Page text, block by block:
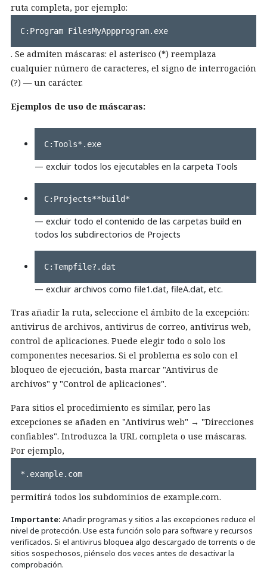
ruta completa, por ejemplo:
C:Program FilesMyAppprogram.exe
. Se admiten máscaras: el asterisco (*) reemplaza
cualquier número de caracteres, el signo de interrogación
(?) — un carácter.
Ejemplos de uso de máscaras:
C:Tools*.exe
— excluir todos los ejecutables en la carpeta Tools
C:Projects**build*
— excluir todo el contenido de las carpetas build en
todos los subdirectorios de Projects
C:Tempfile?.dat
— excluir archivos como file1.dat, fileA.dat, etc.
Tras añadir la ruta, seleccione el ámbito de la excepción:
antivirus de archivos, antivirus de correo, antivirus web,
control de aplicaciones. Puede elegir todo o solo los
componentes necesarios. Si el problema es solo con el
bloqueo de ejecución, basta marcar "Antivirus de
archivos" y "Control de aplicaciones".
Para sitios el procedimiento es similar, pero las
excepciones se añaden en "Antivirus web" → "Direcciones
confiables". Introduzca la URL completa o use máscaras.
Por ejemplo,
*.example.com
permitirá todos los subdominios de example.com.
Importante: Añadir programas y sitios a las excepciones reduce el
nivel de protección. Use esta función solo para software y recursos
verificados. Si el antivirus bloquea algo descargado de torrents o de
sitios sospechosos, piénselo dos veces antes de desactivar la
comprobación.